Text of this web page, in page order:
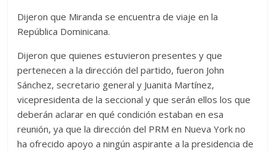
Dijeron que Miranda se encuentra de viaje en la
República Dominicana.
Dijeron que quienes estuvieron presentes y que
pertenecen a la dirección del partido, fueron John
Sánchez, secretario general y Juanita Martínez,
vicepresidenta de la seccional y que serán ellos los que
deberán aclarar en qué condición estaban en esa
reunión, ya que la dirección del PRM en Nueva York no
ha ofrecido apoyo a ningún aspirante a la presidencia de